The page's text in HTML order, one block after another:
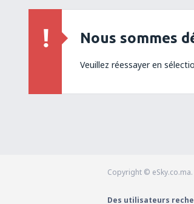
Nous sommes
Veuillez réessayer en
Copyright ©
Des utilisateurs